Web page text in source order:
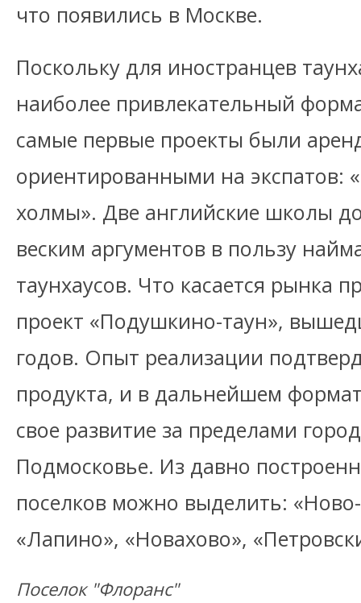
что появились в Москве.
Поскольку для иностранцев
наиболее привлекательный
самые первые проекты были
ориентированными на экспатов:
холмы». Две английские школы
веским аргументов в пользу
таунхаусов. Что касается рынка
проект «Подушкино-таун»,
годов. Опыт реализации
продукта, и в дальнейшем
свое развитие за пределами
Подмосковье. Из давно
поселков можно выделить:
«Лапино», «Новахово»,
Поселок "Флоранс"